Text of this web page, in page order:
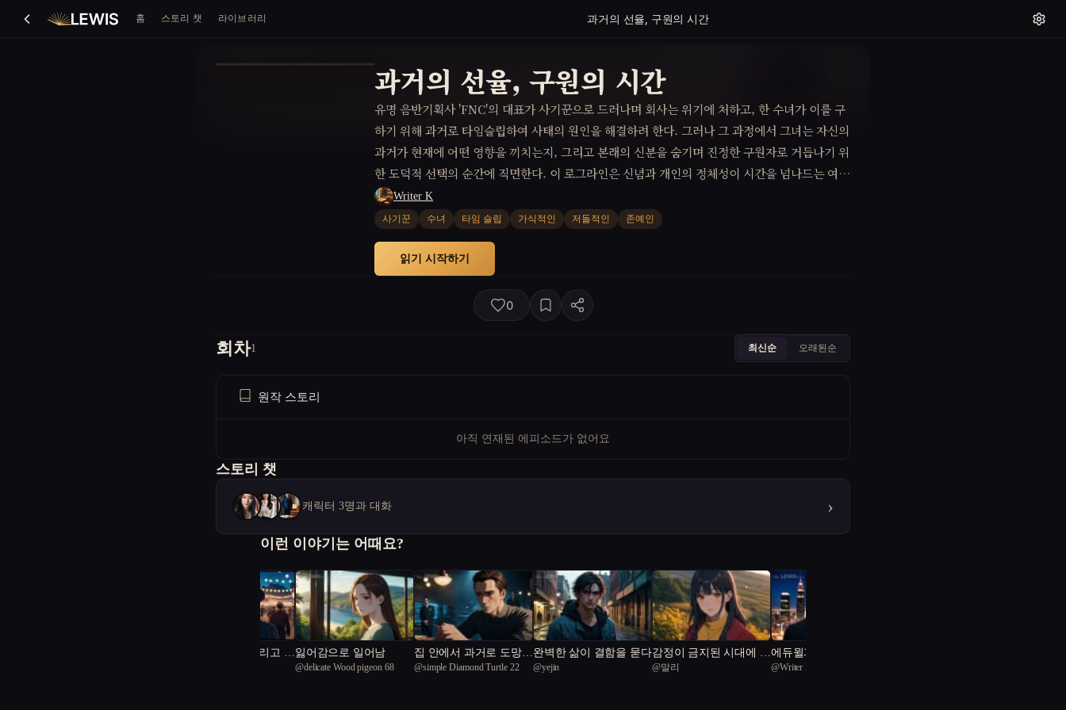
홈 스토리 챗 라이브러리 과거의 선율, 구원의 시간
과거의 선율, 구원의 시간
유명 음반기획사 'FNC'의 대표가 사기꾼으로 드러나며 회사는 위기에 처하고, 한 수녀가 이를 구
하기 위해 과거로 타임슬립하여 사태의 원인을 해결하려 한다. 그러나 그 과정에서 그녀는 자신의
과거가 현재에 어떤 영향을 끼치는지, 그리고 본래의 신분을 숨기며 진정한 구원자로 거듭나기 위
한 도덕적 선택의 순간에 직면한다. 이 로그라인은 신념과 개인의 정체성이 시간을 넘나드는 여정
속에서 어떻게 시험받는지를 탐구한다.
Writer K
사기꾼 수녀 타임 슬립 가식적인 저돌적인 존예인
읽기 시작하기
0
회차1 최신순 오래된순
원작 스토리
아직 연재된 에피소드가 없어요
스토리 챗
캐릭터 3명과 대화 ›
이런 이야기는 어때요?
주성취.장만혹 그리고 금잃어감으로 일어남
@delicate Wood pigeon 68
집 안에서 과거로 도망친
딸
@simple Diamond Turtle 22
완벽한 삶이 결함을 묻다
@yejin
감정이 금지된 시대에 사
랑을 실험한다
@말리
에듀윌과 AI
@Writer K